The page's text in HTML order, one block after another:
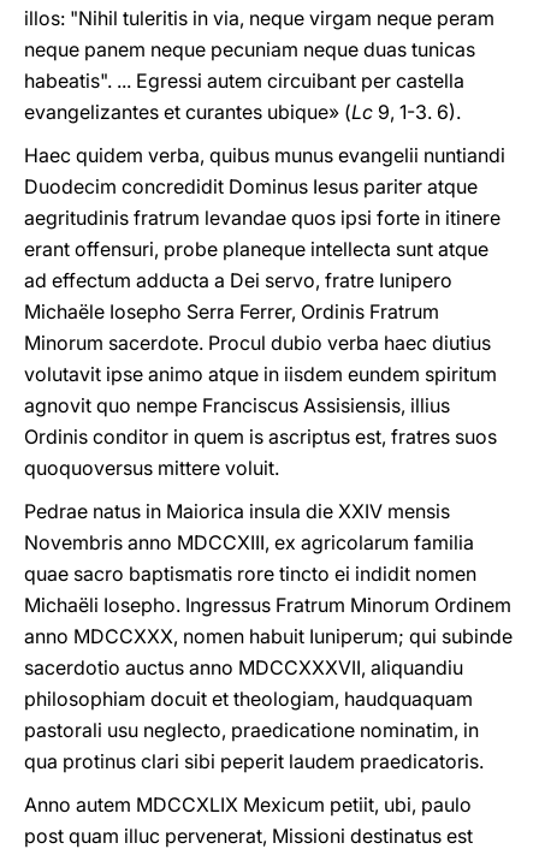
illos: "Nihil tuleritis in via, neque virgam neque peram
neque panem neque pecuniam neque duas tunicas
habeatis". ... Egressi autem circuibant per castella
evangelizantes et curantes ubique» (Lc 9, 1-3. 6).
Haec quidem verba, quibus munus evangelii nuntiandi
Duodecim concredidit Dominus Iesus pariter atque
aegritudinis fratrum levandae quos ipsi forte in itinere
erant offensuri, probe planeque intellecta sunt atque
ad effectum adducta a Dei servo, fratre Iunipero
Michaële Iosepho Serra Ferrer, Ordinis Fratrum
Minorum sacerdote. Procul dubio verba haec diutius
volutavit ipse animo atque in iisdem eundem spiritum
agnovit quo nempe Franciscus Assisiensis, illius
Ordinis conditor in quem is ascriptus est, fratres suos
quoquoversus mittere voluit.
Pedrae natus in Maiorica insula die XXIV mensis
Novembris anno MDCCXIII, ex agricolarum familia
quae sacro baptismatis rore tincto ei indidit nomen
Michaëli Iosepho. Ingressus Fratrum Minorum Ordinem
anno MDCCXXX, nomen habuit Iuniperum; qui subinde
sacerdotio auctus anno MDCCXXXVII, aliquandiu
philosophiam docuit et theologiam, haudquaquam
pastorali usu neglecto, praedicatione nominatim, in
qua protinus clari sibi peperit laudem praedicatoris.
Anno autem MDCCXLIX Mexicum petiit, ubi, paulo
post quam illuc pervenerat, Missioni destinatus est